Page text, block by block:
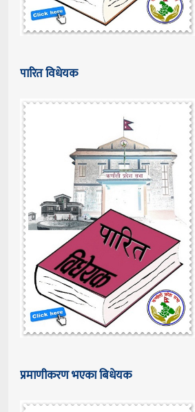
पारित विधेयक
प्रमाणीकरण भएका बिधेयक